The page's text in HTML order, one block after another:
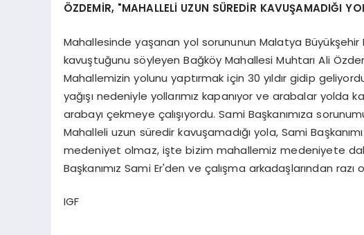
ÖZDEMİR, "MAHALLELİ UZUN SÜREDİR KAVUŞAMADIĞI
Mahallesinde yaşanan yol sorununun Malatya
kavuştuğunu söyleyen Bağköy Mahallesi Muhtarı Ali
Mahallemizin yolunu yaptırmak için 30 yıldır gidip
yağışı nedeniyle yollarımız kapanıyor ve arabalar yolda
arabayı çekmeye çalışıyordu. Sami Başkanımıza
Mahalleli uzun süredir kavuşamadığı yola, Sami
medeniyet olmaz, işte bizim mahallemiz medeniyete
Başkanımız Sami Er'den ve çalışma arkadaşlarından razı
IGF